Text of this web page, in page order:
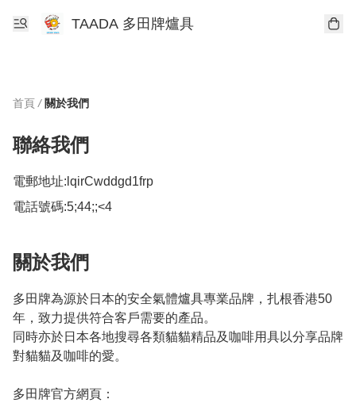
TAADA 多田牌爐具
首頁 / 關於我們
聯絡我們
電郵地址: lqirCwddgd1frp
電話號碼:5;44;;<4
關於我們
多田牌為源於日本的安全氣體爐具專業品牌，扎根香港50
年，致力提供符合客戶需要的產品。
同時亦於日本各地搜尋各類貓貓精品及咖啡用具以分享品牌
對貓貓及咖啡的愛。
多田牌官方網頁：